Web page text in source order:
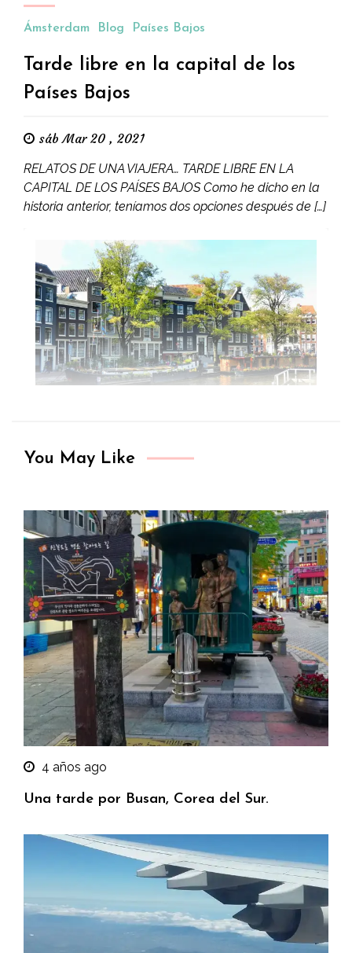
Ámsterdam Blog Países Bajos
Tarde libre en la capital de los
Países Bajos
sáb Mar 20 , 2021
RELATOS DE UNA VIAJERA… TARDE LIBRE EN LA
CAPITAL DE LOS PAÍSES BAJOS Como he dicho en la
historia anterior, teníamos dos opciones después de […]
You May Like
4 años ago
Una tarde por Busan, Corea del Sur.